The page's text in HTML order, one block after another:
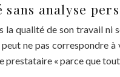
analyse
la qualité de son travail
ne pas
prestataire « parce que